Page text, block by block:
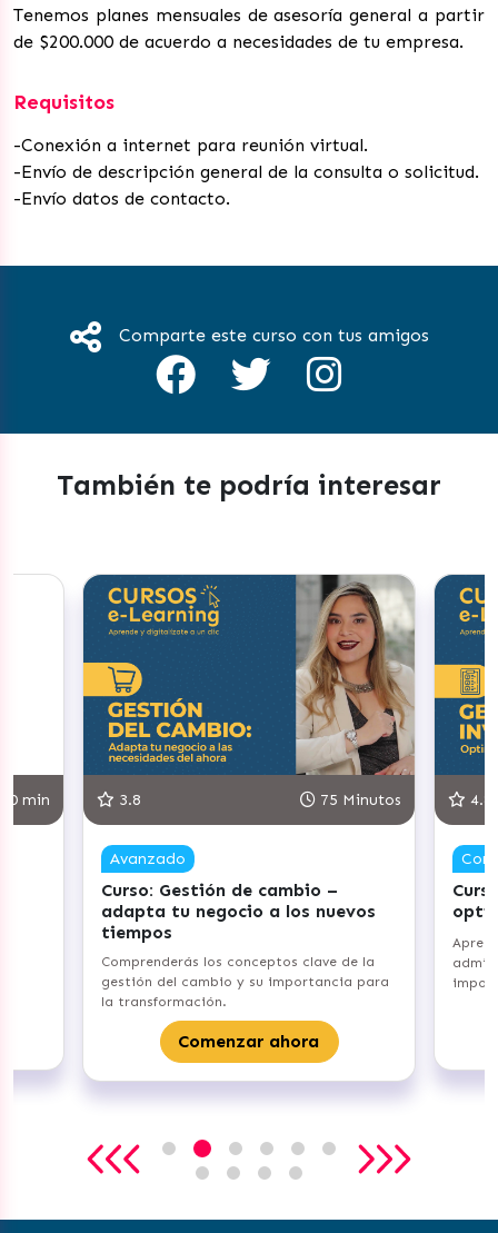
Tenemos planes mensuales de asesoría general a partir
de $200.000 de acuerdo a necesidades de tu empresa.
Requisitos
-Conexión a internet para reunión virtual.
-Envío de descripción general de la consulta o solicitud.
-Envío datos de contacto.
Comparte este curso con tus amigos
También te podría interesar
min 3.8 75 Minutos
Avanzado
Curso: Gestión de cambio –
adapta tu negocio a los nuevos
tiempos
Comprenderás los conceptos clave de la
gestión del cambio y su importancia para
la transformación.
Comenzar ahora
4.8